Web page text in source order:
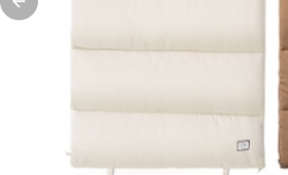
Previous slide